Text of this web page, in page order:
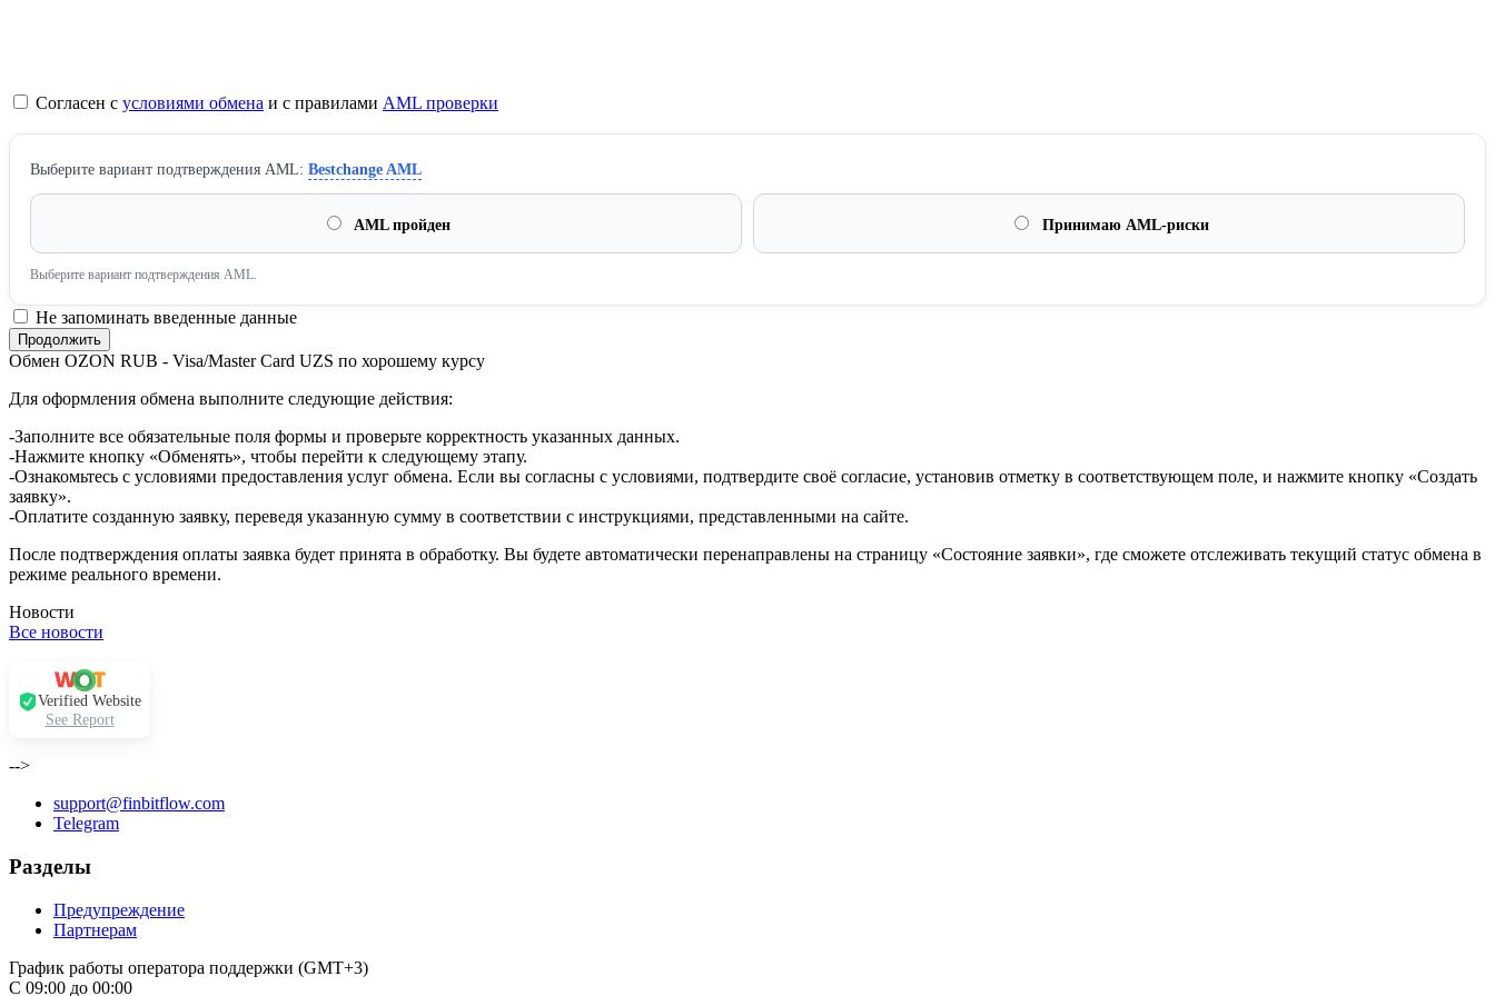
Согласен с условиями обмена и с правилами AML проверки
Выберите вариант подтверждения AML: Bestchange AML
AML пройден Принимаю AML-риски
Выберите вариант подтверждения AML.
Не запоминать введенные данные
Обмен OZON RUB - Visa/Master Card UZS по хорошему курсу
Для оформления обмена выполните следующие действия:
-Заполните все обязательные поля формы и проверьте корректность указанных данных.
-Нажмите кнопку «Обменять», чтобы перейти к следующему этапу.
-Ознакомьтесь с условиями предоставления услуг обмена. Если вы согласны с условиями, подтвердите своё согласие, установив отметку в соответствующем поле, и нажмите кнопку «Создать
заявку».
-Оплатите созданную заявку, переведя указанную сумму в соответствии с инструкциями, представленными на сайте.
После подтверждения оплаты заявка будет принята в обработку. Вы будете автоматически перенаправлены на страницу «Состояние заявки», где сможете отслеживать текущий статус обмена в
режиме реального времени.
Новости
Все новости
Verified Website
See Report
-->
support@finbitflow.com
Telegram
Разделы
Предупреждение
Партнерам
График работы оператора поддержки (GMT+3)
С 09:00 до 00:00